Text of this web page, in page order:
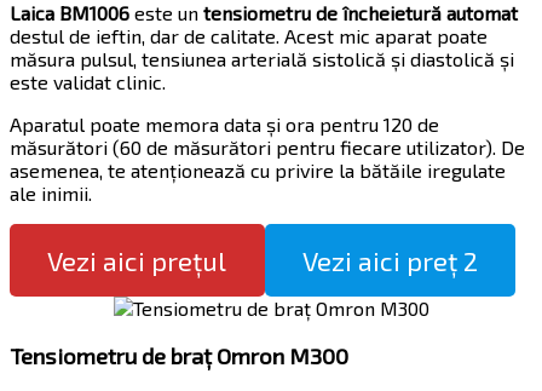
Laica BM1006 este un tensiometru de încheietură automat
destul de ieftin, dar de calitate. Acest mic aparat poate
măsura pulsul, tensiunea arterială sistolică și diastolică și
este validat clinic.
Aparatul poate memora data și ora pentru 120 de
măsurători (60 de măsurători pentru fiecare utilizator). De
asemenea, te atenționează cu privire la bătăile iregulate
ale inimii.
Vezi aici prețul Vezi aici preț 2
Tensiometru de braț Omron M300